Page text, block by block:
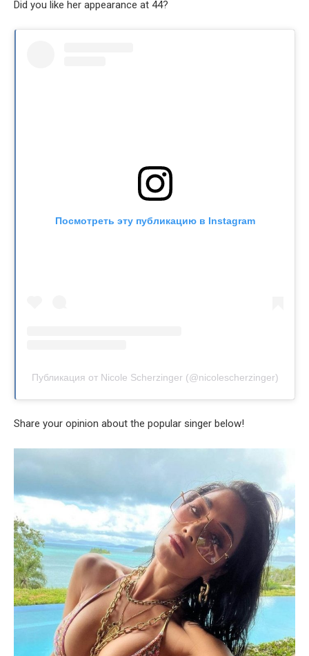
Did you like her appearance at 44?
Посмотреть эту публикацию в Instagram
Публикация от Nicole Scherzinger (@nicolescherzinger)
Share your opinion about the popular singer below!